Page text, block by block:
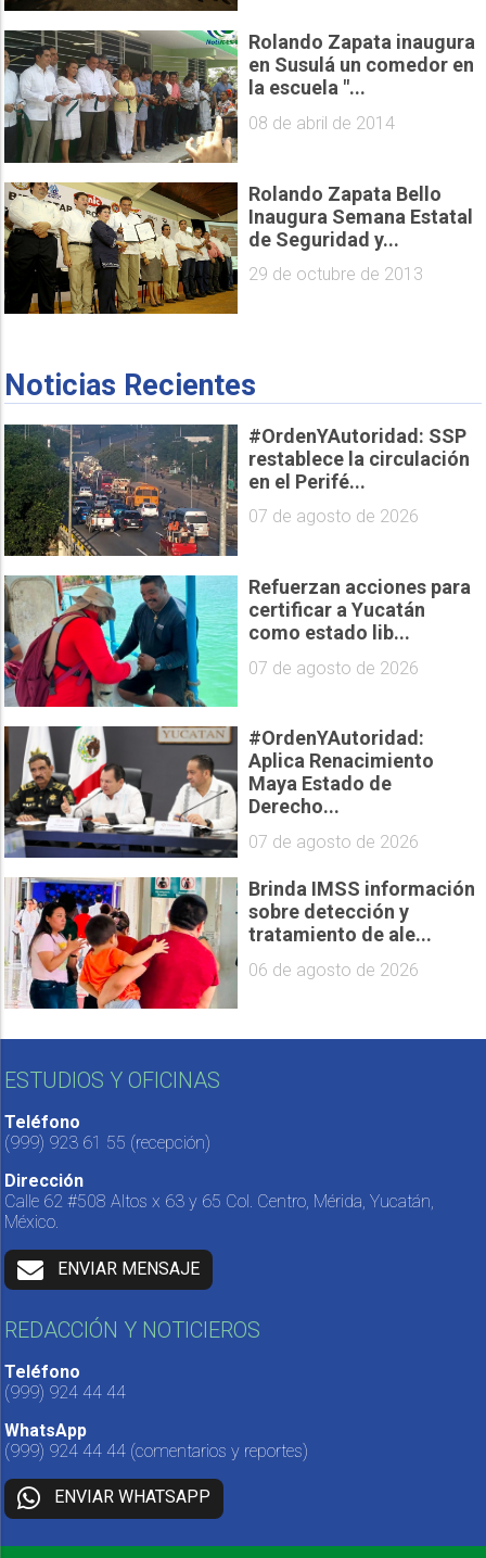
Rolando Zapata inaugura
en Susulá un comedor en
la escuela "...
08 de abril de 2014
Rolando Zapata Bello
Inaugura Semana Estatal
de Seguridad y...
29 de octubre de 2013
Noticias Recientes
#OrdenYAutoridad: SSP
restablece la circulación
en el Perifé...
07 de agosto de 2026
Refuerzan acciones para
certificar a Yucatán
como estado lib...
07 de agosto de 2026
#OrdenYAutoridad:
Aplica Renacimiento
Maya Estado de
Derecho...
07 de agosto de 2026
Brinda IMSS información
sobre detección y
tratamiento de ale...
06 de agosto de 2026
ESTUDIOS Y OFICINAS
Teléfono
(999) 923 61 55 (recepción)
Dirección
Calle 62 #508 Altos x 63 y 65 Col. Centro, Mérida, Yucatán,
México.
ENVIAR MENSAJE
REDACCIÓN Y NOTICIEROS
Teléfono
(999) 924 44 44
WhatsApp
(999) 924 44 44 (comentarios y reportes)
ENVIAR WHATSAPP